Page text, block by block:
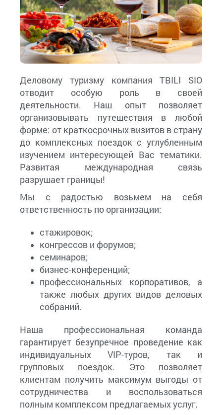
Деловому туризму компания TBILI SIO
отводит особую роль в своей
деятельности. Наш опыт позволяет
организовывать путешествия в любой
форме: от краткосрочных визитов в страну
до комплексных поездок с углубленным
изучением интересующей Вас тематики.
Развитая международная связь
разрушает границы!
Мы с радостью возьмем на себя
ответственность по организации:
стажировок;
конгрессов и форумов;
семинаров;
бизнес-конференций;
профессиональных корпоративов, а
также любых других видов деловых
собраний.
Наша профессиональная команда
гарантирует безупречное проведение как
индивидуальных VIP-туров, так и
групповых поездок. Это позволяет
клиентам получить максимум выгоды от
сотрудничества и воспользоваться
полным комплексом предлагаемых услуг.